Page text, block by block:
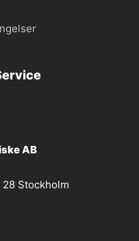
AB
28 Stockholm